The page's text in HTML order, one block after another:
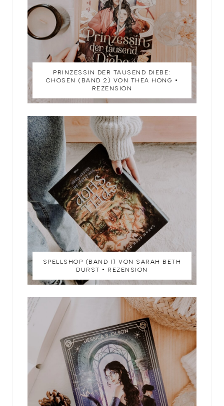
PRINZESSIN DER TAUSEND DIEBE:
CHOSEN (BAND 2) VON THEA HONG •
REZENSION
SPELLSHOP (BAND 1) VON SARAH BETH
DURST • REZENSION